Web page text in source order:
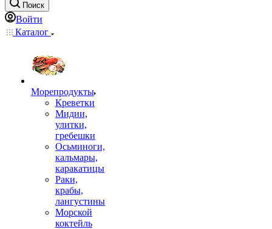
Поиск
Войти
Каталог
Морепродукты
Креветки
Мидии,
улитки,
гребешки
Осьминоги,
кальмары,
каракатицы
Раки,
крабы,
лангустины
Морской
коктейль